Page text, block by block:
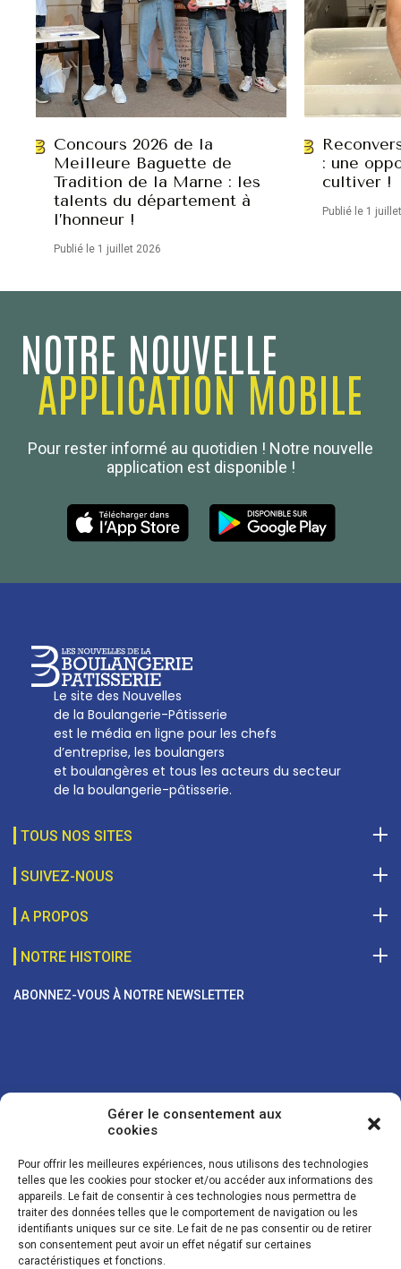
Gérer le consentement aux
cookies
Pour offrir les meilleures expériences, nous utilisons des technologies
telles que les cookies pour stocker et/ou accéder aux informations des
appareils. Le fait de consentir à ces technologies nous permettra de
traiter des données telles que le comportement de navigation ou les
identifiants uniques sur ce site. Le fait de ne pas consentir ou de retirer
son consentement peut avoir un effet négatif sur certaines
caractéristiques et fonctions.
Concours 2026 de la
Meilleure Baguette de
Tradition de la Marne : les
talents du département à
l’honneur !
Publié le 1 juillet 2026
: une
cultiver !
Publié le 1
NOTRE NOUVELLE
APPLICATION MOBILE
Pour rester informé au quotidien ! Notre nouvelle
application est disponible !
Le site des Nouvelles
de la Boulangerie-Pâtisserie
est le média en ligne pour les chefs
d’entreprise, les boulangers
et boulangères et tous les acteurs du secteur
de la boulangerie-pâtisserie.
TOUS NOS SITES
Boulanger de France
SUIVEZ-NOUS
A PROPOS
Les Nouvelles de la Boulangerie-Pâtisserie Française
27, av d’Eylau - 75782 Paris Cédex 16
01 53 70 16 25
NOTRE HISTOIRE
ABONNEZ-VOUS À NOTRE NEWSLETTER
Vos coordonnées sont uniquement utilisées pour vous envoyer des
lettres d'information sur nos activités. Vous pouvez à tout moment
utiliser le lien de désinscription figurant dans la lettre d'information.